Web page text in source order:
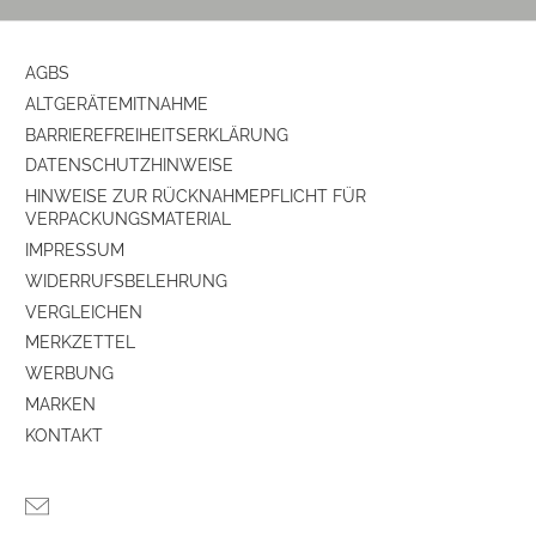
AGBS
ALTGERÄTEMITNAHME
BARRIEREFREIHEITSERKLÄRUNG
DATENSCHUTZHINWEISE
HINWEISE ZUR RÜCKNAHMEPFLICHT FÜR
VERPACKUNGSMATERIAL
IMPRESSUM
WIDERRUFSBELEHRUNG
VERGLEICHEN
MERKZETTEL
WERBUNG
MARKEN
KONTAKT